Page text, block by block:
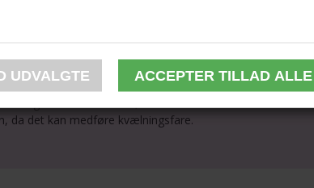
sikkerhed - ADVARSEL:
altid produktet før brug. Træk sutten i alle retninger. Smid
beregnede sutteholdere, som er testet i henhold til EN
da det kan medføre kvælningsfare.